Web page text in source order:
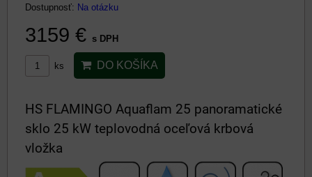
Dostupnosť: Na otázku
3159 € s DPH
ks DO KOŠÍKA
HS FLAMINGO Aquaflam 25 panoramatické
sklo 25 kW teplovodná oceľová krbová
vložka